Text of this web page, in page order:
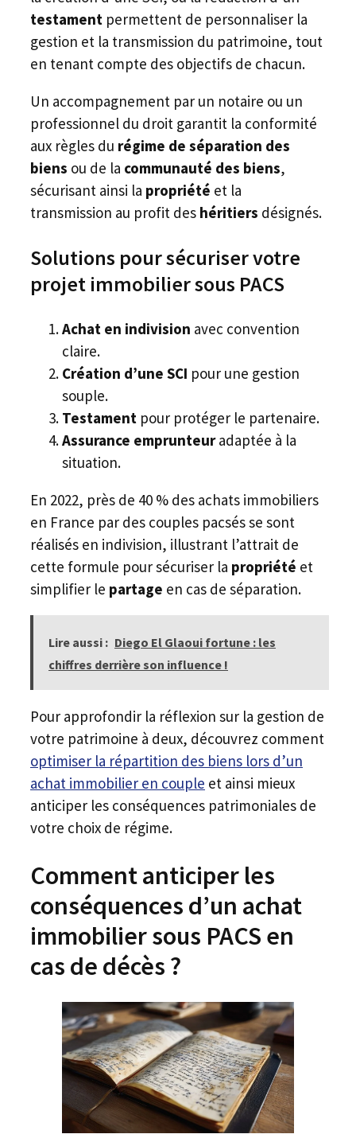
testament permettent de personnaliser la
gestion et la transmission du patrimoine, tout
en tenant compte des objectifs de chacun.
Un accompagnement par un notaire ou un
professionnel du droit garantit la conformité
aux règles du régime de séparation des
biens ou de la communauté des biens,
sécurisant ainsi la propriété et la
transmission au profit des héritiers désignés.
Solutions pour sécuriser votre
projet immobilier sous PACS
Achat en indivision avec convention
claire.
Création d’une SCI pour une gestion
souple.
Testament pour protéger le partenaire.
Assurance emprunteuradaptée à la
situation.
En 2022, près de 40 % des achats immobiliers
en France par des couples pacsés se sont
réalisés en indivision, illustrant l’attrait de
cette formule pour sécuriser la propriété et
simplifier le partage en cas de séparation.
Lire aussi : Diego El Glaoui fortune : les
chiffres derrière son influence !
Pour approfondir la réflexion sur la gestion de
votre patrimoine à deux, découvrez comment
optimiser la répartition des biens lors d’un
achat immobilier en couple et ainsi mieux
anticiper les conséquences patrimoniales de
votre choix de régime.
Comment anticiper les
conséquences d’un achat
immobilier sous PACS en
cas de décès ?